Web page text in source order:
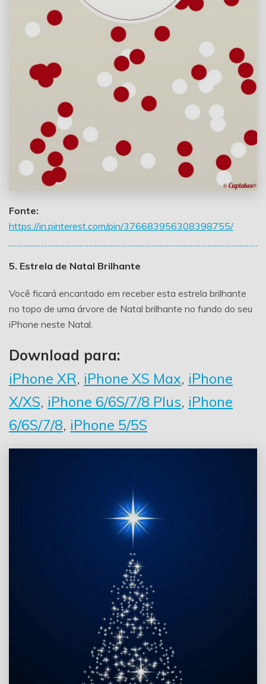
Fonte:
https://in.pinterest.com/pin/376683956308398755/
5. Estrela de Natal Brilhante
Você ficará encantado em receber esta estrela brilhante
no topo de uma árvore de Natal brilhante no fundo do seu
iPhone neste Natal.
Download para:
iPhone XR, iPhone XS Max, iPhone
X/XS, iPhone 6/6S/7/8 Plus, iPhone
6/6S/7/8, iPhone 5/5S